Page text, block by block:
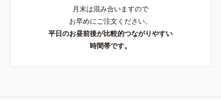
月末は混み合いますので
お早めにご注文ください。
平日のお昼前後が比較的つながりやすい
時間帯です。